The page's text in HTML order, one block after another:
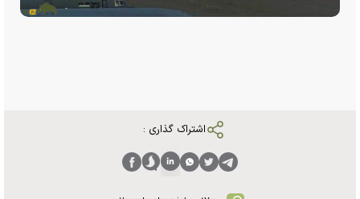
اشتراک گذاری :